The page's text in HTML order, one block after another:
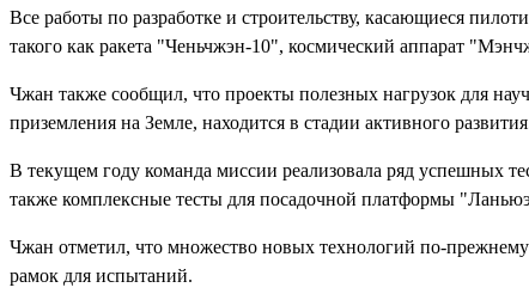
Все работы по разработке и строительству, касающиеся
такого как ракета "Ченьчжэн-10", космический аппарат
Чжан также сообщил, что проекты полезных нагрузок для
приземления на Земле, находится в стадии активного
В текущем году команда миссии реализовала ряд успешных
также комплексные тесты для посадочной платформы
Чжан отметил, что множество новых технологий по-
рамок для испытаний.